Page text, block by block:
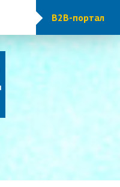
B2B-портал